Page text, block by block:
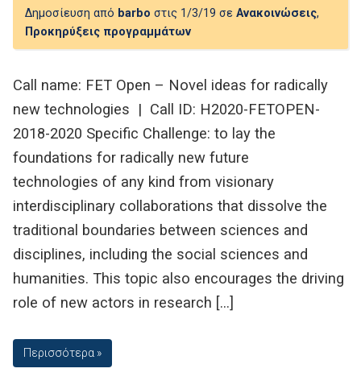
Δημοσίευση από barbo στις 1/3/19 σε Ανακοινώσεις,
Προκηρύξεις προγραμμάτων
Call name: FET Open – Novel ideas for radically
new technologies | Call ID: H2020-FETOPEN-
2018-2020 Specific Challenge: to lay the
foundations for radically new future
technologies of any kind from visionary
interdisciplinary collaborations that dissolve the
traditional boundaries between sciences and
disciplines, including the social sciences and
humanities. This topic also encourages the driving
role of new actors in research […]
Περισσότερα »